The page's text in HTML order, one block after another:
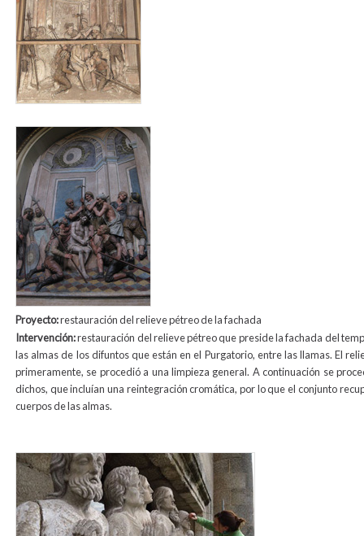
animas_despois_para_web.jpg
Proyecto:restauración del relieve pétreo de la fachada
Intervención:restauración del relieve pétreo que preside la fachada del
las almas de los difuntos que están en el Purgatorio, entre las llamas. El
primeramente, se procedió a una limpieza general. A continuación se
dichos, que incluían una reintegración cromática, por lo que el conjunto
cuerpos de las almas.
relevo_animas.jpg